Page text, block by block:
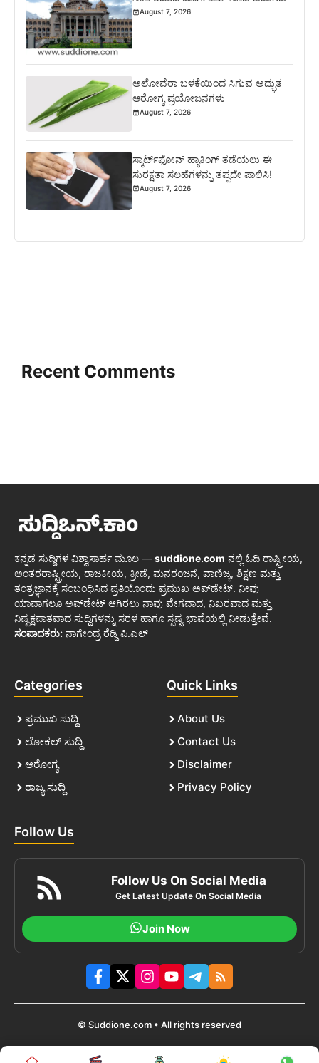
August 7, 2026
ಅಲೋವೆರಾ ಬಳಕೆಯಿಂದ ಸಿಗುವ ಅದ್ಭುತ
ಆರೋಗ್ಯ ಪ್ರಯೋಜನಗಳು
August 7, 2026
ಸ್ಮಾರ್ಟ್‌ಫೋನ್ ಹ್ಯಾಕಿಂಗ್ ತಡೆಯಲು ಈ
ಸುರಕ್ಷತಾ ಸಲಹೆಗಳನ್ನು ತಪ್ಪದೇ ಪಾಲಿಸಿ!
August 7, 2026
Recent Comments
ಕನ್ನಡ ಸುದ್ದಿಗಳ ವಿಶ್ವಾಸಾರ್ಹ ಮೂಲ — suddione.com ನಲ್ಲಿ ಓದಿ ರಾಷ್ಟ್ರೀಯ,
ಅಂತರರಾಷ್ಟ್ರೀಯ, ರಾಜಕೀಯ, ಕ್ರೀಡೆ, ಮನರಂಜನೆ, ವಾಣಿಜ್ಯ, ಶಿಕ್ಷಣ ಮತ್ತು
ತಂತ್ರಜ್ಞಾನಕ್ಕೆ ಸಂಬಂಧಿಸಿದ ಪ್ರತಿಯೊಂದು ಪ್ರಮುಖ ಅಪ್‌ಡೇಟ್. ನೀವು
ಯಾವಾಗಲೂ ಅಪ್‌ಡೇಟ್ ಆಗಿರಲು ನಾವು ವೇಗವಾದ, ನಿಖರವಾದ ಮತ್ತು
ನಿಷ್ಪಕ್ಷಪಾತವಾದ ಸುದ್ದಿಗಳನ್ನು ಸರಳ ಹಾಗೂ ಸ್ಪಷ್ಟ ಭಾಷೆಯಲ್ಲಿ ನೀಡುತ್ತೇವೆ.
ಸಂಪಾದಕರು: ನಾಗೇಂದ್ರ ರೆಡ್ಡಿ ಪಿ.ಎಲ್
Categories
ಪ್ರಮುಖ ಸುದ್ದಿ
ಲೋಕಲ್ ಸುದ್ದಿ
ಆರೋಗ್ಯ
ರಾಜ್ಯ ಸುದ್ದಿ
Quick Links
About Us
Contact Us
Disclaimer
Privacy Policy
Follow Us
Follow Us On Social Media
Get Latest Update On Social Media
Join Now
© Suddione.com • All rights reserved